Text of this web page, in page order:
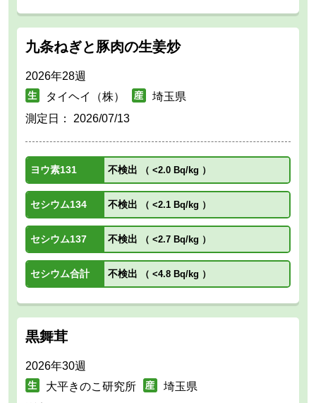
九条ねぎと豚肉の生姜炒
2026年28週
タイヘイ（株）
埼玉県
測定日： 2026/07/13
ヨウ素131 不検出 （ <2.0 Bq/kg ）
セシウム134 不検出 （ <2.1 Bq/kg ）
セシウム137 不検出 （ <2.7 Bq/kg ）
セシウム合計 不検出 （ <4.8 Bq/kg ）
黒舞茸
2026年30週
大平きのこ研究所
埼玉県